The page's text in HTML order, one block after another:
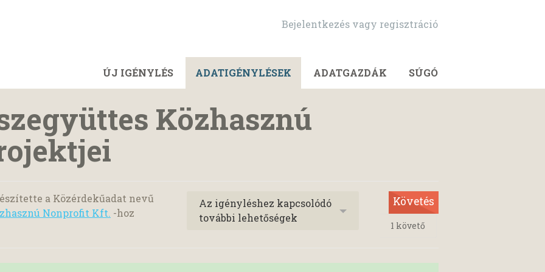
Bejelentkezés vagy regisztráció
ÚJ IGÉNYLÉS ADATIGÉNYLÉSEK ADATGAZDÁK SÚGÓ
Közhasznú
a Közérdekűadat nevű
Nonprofit Kft. -hoz
Az igényléshez kapcsolódó
további lehetőségek
Követés
1 követő